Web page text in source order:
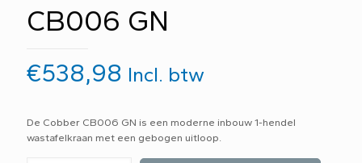
CB006 GN
€538,98 Incl. btw
De Cobber CB006 GN is een moderne inbouw 1-hendel
wastafelkraan met een gebogen uitloop.